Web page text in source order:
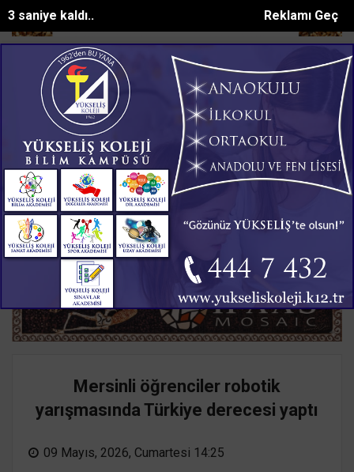
Reklamı Geç
2 saniye kaldı..
SON DAKİKA:
başkanının yeğeni motosiklet ka... Kahramanmaraşta 6
Ana Sayfa GÜNDEM
Mersinli öğrenciler robotik
yarışmasında Türkiye derecesi yaptı
09 Mayıs, 2026, Cumartesi 14:25